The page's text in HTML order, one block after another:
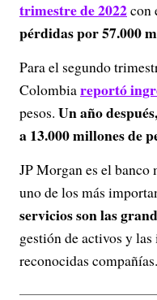
trimestre de 2022con
pérdidas por 57.000
Para el segundo
Colombiareportó
pesos. Un año
a 13.000 millones de
JP Morgan es el banco
uno de los más
servicios son las
gestión de activos y
reconocidas compañías.